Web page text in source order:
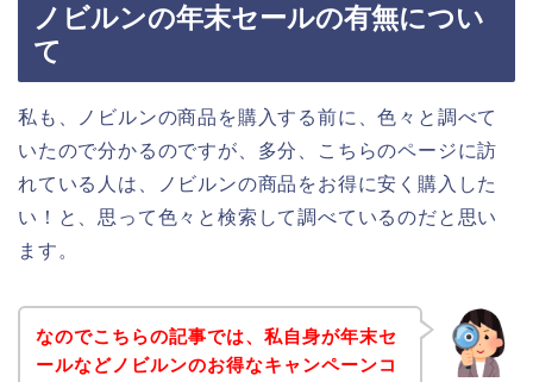
ノビルンの年末セールの有無につい
て
私も、ノビルンの商品を購入する前に、色々と調べて
いたので分かるのですが、多分、こちらのページに訪
れている人は、ノビルンの商品をお得に安く購入した
い！と、思って色々と検索して調べているのだと思い
ます。
なのでこちらの記事では、私自身が年末セ
ールなどノビルンのお得なキャンペーンコ